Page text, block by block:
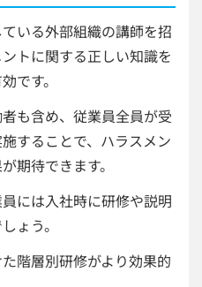
いる外部組織の講師を招
トに関する正しい知識を
です。
も含め、従業員全員が受
することで、ハラスメン
期待できます。
には入社時に研修や説明
ょう。
階層別研修がより効果的